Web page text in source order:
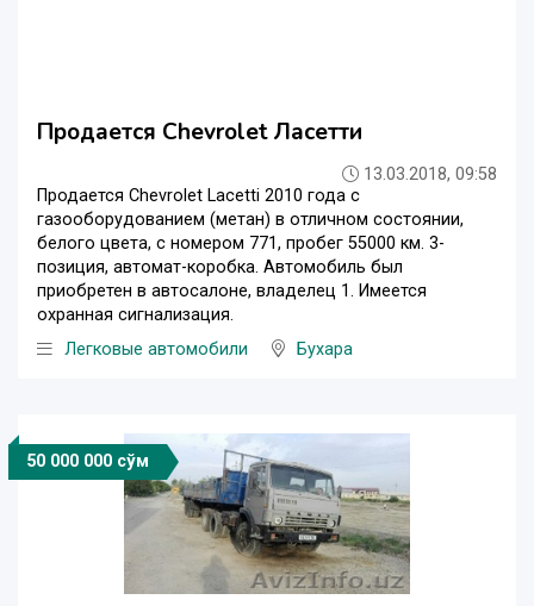
Продается Chevrolet Ласетти
13.03.2018, 09:58
Продается Chevrolet Lacetti 2010 года с
газооборудованием (метан) в отличном состоянии,
белого цвета, с номером 771, пробег 55000 км. 3-
позиция, автомат-коробка. Автомобиль был
приобретен в автосалоне, владелец 1. Имеется
охранная сигнализация.
Легковые автомобили
Бухара
50 000 000 сўм